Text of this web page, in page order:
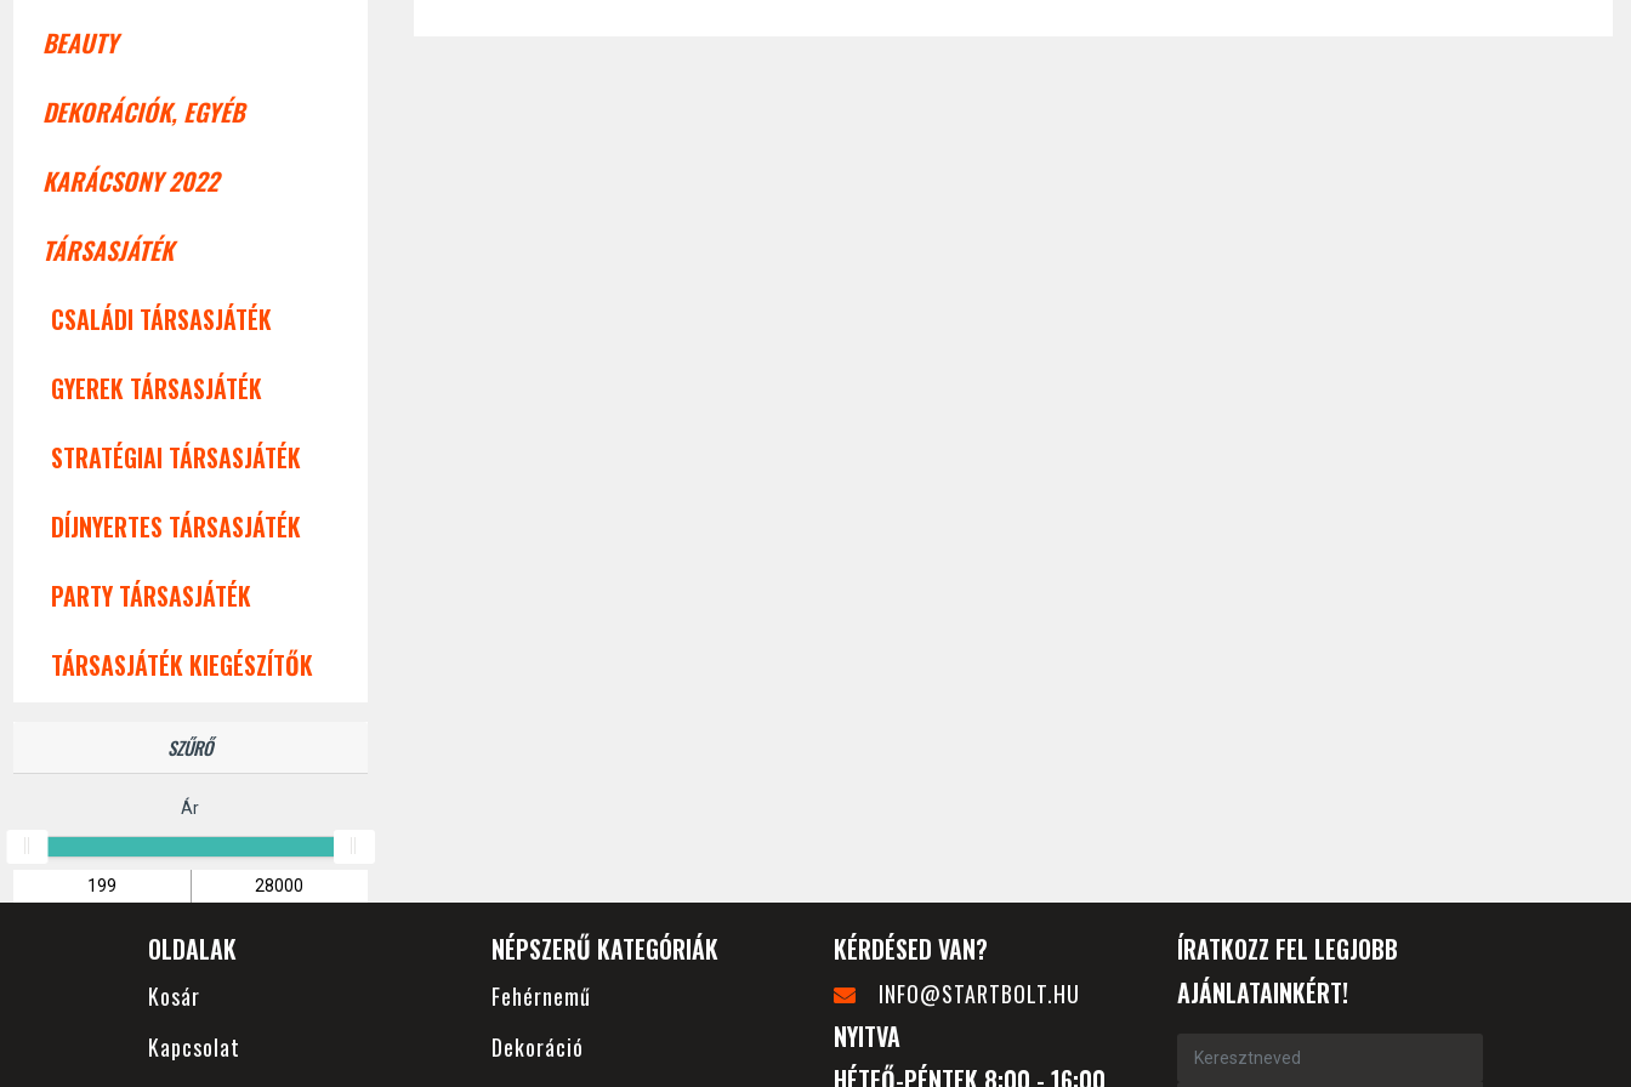
BEAUTY
DEKORÁCIÓK, EGYÉB
KARÁCSONY 2022
TÁRSASJÁTÉK
CSALÁDI TÁRSASJÁTÉK
GYEREK TÁRSASJÁTÉK
STRATÉGIAI TÁRSASJÁTÉK
DÍJNYERTES TÁRSASJÁTÉK
PARTY TÁRSASJÁTÉK
TÁRSASJÁTÉK KIEGÉSZÍTŐK
SZŰRŐ
Ár
OLDALAK
Kosár
Kapcsolat
NÉPSZERŰ KATEGÓRIÁK
Fehérnemű
Dekoráció
KÉRDÉSED VAN?
INFO@STARTBOLT.HU
NYITVA
HÉTFŐ-PÉNTEK 8:00 - 16:00
ÍRATKOZZ FEL LEGJOBB
AJÁNLATAINKÉRT!